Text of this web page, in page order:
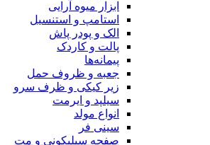
ابزار میوه آرایی
استامپ و استنسیل
الک و پودر پاش
پالت و کاردک
پیمانه‌ها
جعبه و ظروف حمل
زیر کیکی و ظرف سرو
سیلپد و ایرمت
انواع مولد
سینی فر
صفحه سیلیکونی و مت